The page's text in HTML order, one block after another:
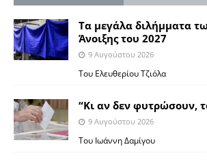
Τα μεγάλα διλήμματα
Άνοιξης του 2027
9 Αυγούστου 2026
Του Ελευθερίου Τζιόλα
“Κι αν δεν φυτρώσουν,
9 Αυγούστου 2026
Toυ Ιωάννη Δαμίγου